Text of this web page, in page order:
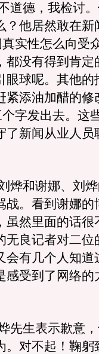
德，我检讨。
？他居然敢在新
实性怎么向受
都没有得到肯定
眼球呢。其他的
紧添油加醋的修
字发出去。这
了新闻从业人员
和谢娜、刘烨
战。看到谢娜的
虽然里面的话很
无良记者对二位
会有几个人知道
感受到了网络的
生表示歉意，
。对不起！鞠躬